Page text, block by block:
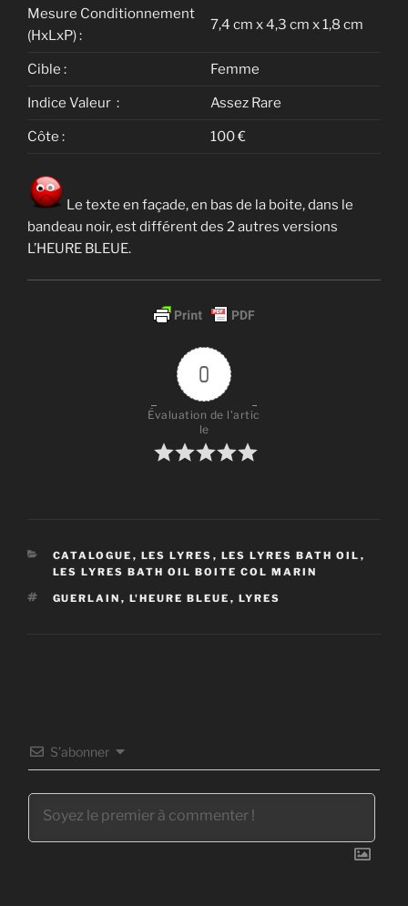
Mesure Conditionnement
(HxLxP) :
7,4 cm x 4,3 cm x 1,8 cm
Cible : Femme
Indice Valeur : Assez Rare
Côte : 100 €
Le texte en façade, en bas de la boite, dans le
bandeau noir, est différent des 2 autres versions
L’HEURE BLEUE.
0
Évaluation de l'artic
le
CATÉGORIES
CATALOGUE , LES LYRES , LES LYRES BATH OIL ,
LES LYRES BATH OIL BOITE COL MARIN
ÉTIQUETTES
GUERLAIN , L'HEURE BLEUE , LYRES
S’abonner